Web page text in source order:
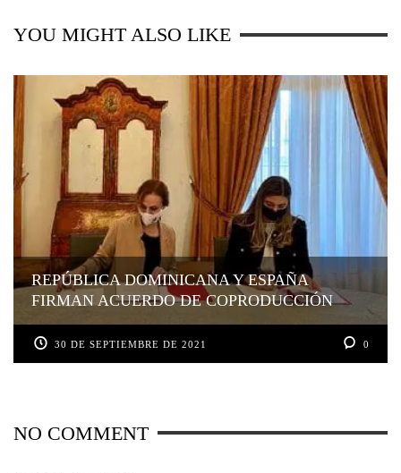
YOU MIGHT ALSO LIKE
REPÚBLICA DOMINICANA Y ESPAÑA
FIRMAN ACUERDO DE COPRODUCCIÓN
30 DE SEPTIEMBRE DE 2021 0
NO COMMENT